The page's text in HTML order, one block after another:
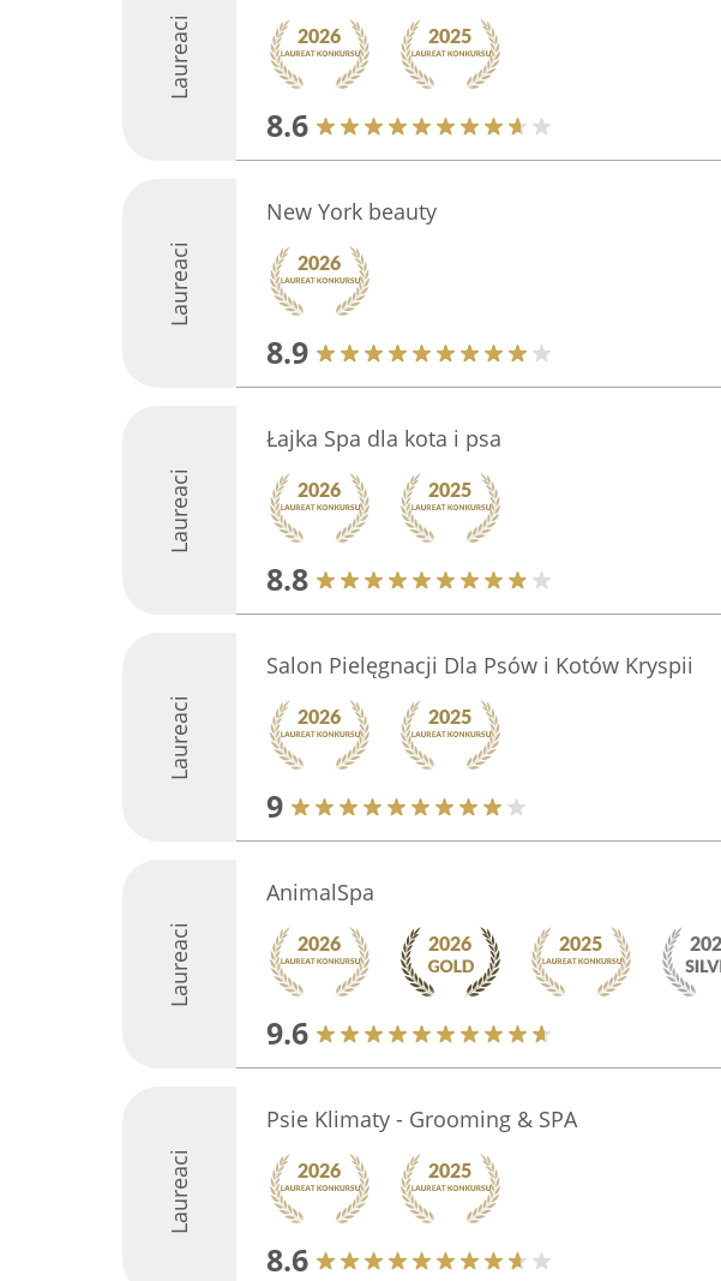
Laureaci
8.6
Laureaci
New York beauty
8.9
Laureaci
Łajka Spa dla kota i psa
8.8
Laureaci
Salon Pielęgnacji Dla Psów i Kotów Kryspii
9
Laureaci
AnimalSpa
9.6
Laureaci
Psie Klimaty - Grooming & SPA
8.6